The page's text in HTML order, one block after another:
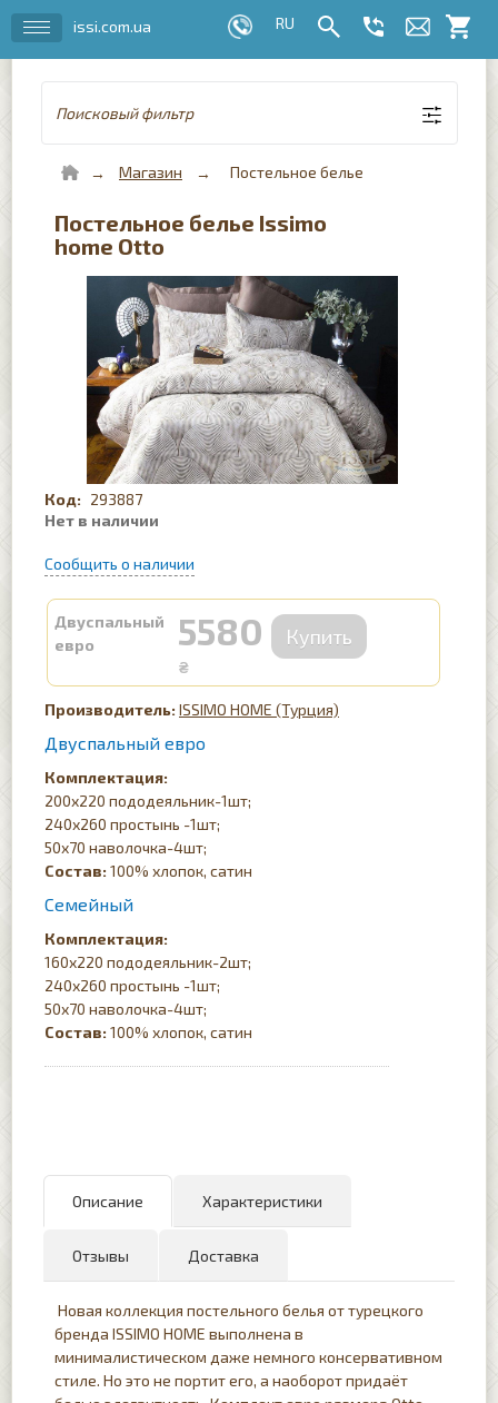
issi.com.ua
Поисковый фильтр
Магазин Постельное белье
Постельное белье Issimo
home Otto
293887
Двуспальный
евро
5580
₴
ISSIMO HOME (Турция)
Двуспальный евро
Комплектация:
200х220 пододеяльник-1шт;
240х260 простынь -1шт;
50х70 наволочка-4шт;
Состав: 100% хлопок, сатин
Семейный
Комплектация:
160х220 пододеяльник-2шт;
240х260 простынь -1шт;
50х70 наволочка-4шт;
Состав: 100% хлопок, сатин
Описание Характеристики
Отзывы Доставка
Новая коллекция постельного белья от турецкого
бренда ISSIMO HOME выполнена в
минималистическом даже немного консервативном
стиле. Но это не портит его, а наоборот придаёт